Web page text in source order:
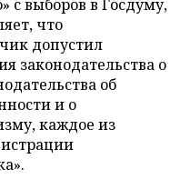
с выборов в Госдуму,
что
допустил
законодательства о
об
и о
каждое из